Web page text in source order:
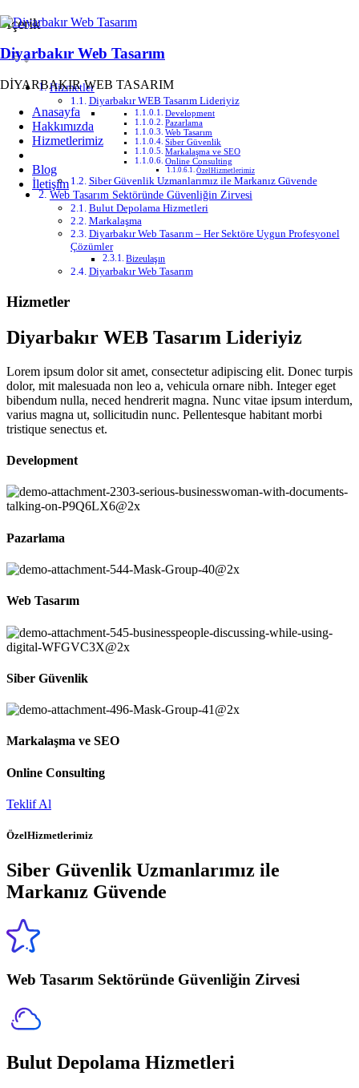
Diyarbakır Web Tasarım
DİYARBAKIR WEB TASARIM
Anasayfa
Hakkımızda
Hizmetlerimiz
Blog
İletişim
İçerik
Hizmetler
Diyarbakır WEB Tasarım Lideriyiz
Development
Pazarlama
Web Tasarım
Siber Güvenlik
Markalaşma ve SEO
Online Consulting
ÖzelHizmetlerimiz
Siber Güvenlik Uzmanlarımız ile Markanız Güvende
Web Tasarım Sektöründe Güvenliğin Zirvesi
Bulut Depolama Hizmetleri
Markalaşma
Diyarbakır Web Tasarım – Her Sektöre Uygun Profesyonel
Çözümler
Bizeulaşın
Diyarbakır Web Tasarım
Hizmetler
Diyarbakır WEB Tasarım Lideriyiz
Lorem ipsum dolor sit amet, consectetur adipiscing elit. Donec turpis
dolor, mit malesuada non leo a, vehicula ornare nibh. Integer eget
bibendum nulla, neced hendrerit magna. Nunc vitae ipsum interdum,
varius magna ut, sollicitudin nunc. Pellentesque habitant morbi
tristique senectus et.
Development
Pazarlama
Web Tasarım
Siber Güvenlik
Markalaşma ve SEO
Online Consulting
Teklif Al
ÖzelHizmetlerimiz
Siber Güvenlik Uzmanlarımız ile
Markanız Güvende
Web Tasarım Sektöründe Güvenliğin Zirvesi
Bulut Depolama Hizmetleri